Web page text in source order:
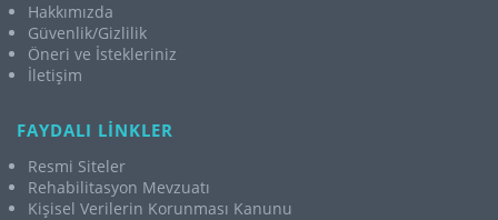
Hakkımızda
Güvenlik/Gizlilik
Öneri ve İstekleriniz
İletişim
FAYDALI LİNKLER
Resmi Siteler
Rehabilitasyon Mevzuatı
Kişisel Verilerin Korunması Kanunu